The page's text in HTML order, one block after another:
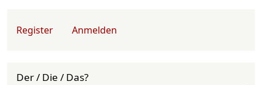
User account menu
Register Anmelden
Der / Die / Das?